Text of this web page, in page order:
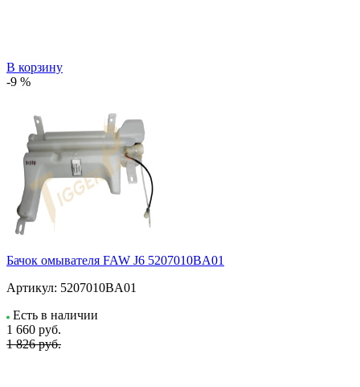
В корзину
-9 %
Бачок омывателя FAW J6 5207010BA01
Артикул: 5207010BA01
Есть в наличии
1 660 руб.
1 826 руб.